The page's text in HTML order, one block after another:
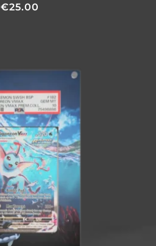
€25.00